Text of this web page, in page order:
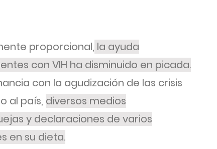
proporcional, la ayuda
con VIH ha disminuido en picada.
con la agudización de las crisis
al país, diversos medios
y declaraciones de varios
en su dieta.